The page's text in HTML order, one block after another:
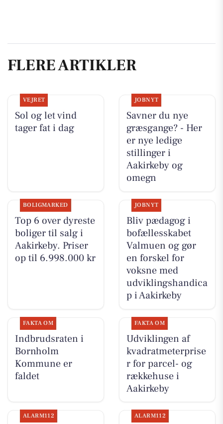
FLERE ARTIKLER
VEJRET
Sol og let vind
tager fat i dag
JOBNYT
Savner du nye
græsgange? - Her
er nye ledige
stillinger i
Aakirkeby og
omegn
BOLIGMARKED
Top 6 over dyreste
boliger til salg i
Aakirkeby. Priser
op til 6.998.000 kr
JOBNYT
Bliv pædagog i
bofællesskabet
Valmuen og gør
en forskel for
voksne med
udviklingshandica
p i Aakirkeby
FAKTA OM
Indbrudsraten i
Bornholm
Kommune er
faldet
FAKTA OM
Udviklingen af
kvadratmeterprise
r for parcel- og
rækkehuse i
Aakirkeby
ALARM112 ALARM112